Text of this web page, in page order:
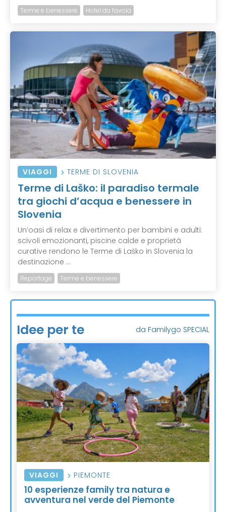
Terme e benessere Hotel da favola
VIAGGI TERME DI SLOVENIA
Terme di Laško: il paradiso termale
tra giochi d’acqua e benessere in
Slovenia
Un’oasi di relax e divertimento per bambini e adulti:
scivoli emozionanti, piscine calde e proprietà
curative rendono le Terme di Laško in Slovenia la
destinazione ...
Reportage Terme e benessere
Idee per te da Familygo SPECIAL
VIAGGI PIEMONTE
10 esperienze family tra natura e
avventura nel verde del Piemonte